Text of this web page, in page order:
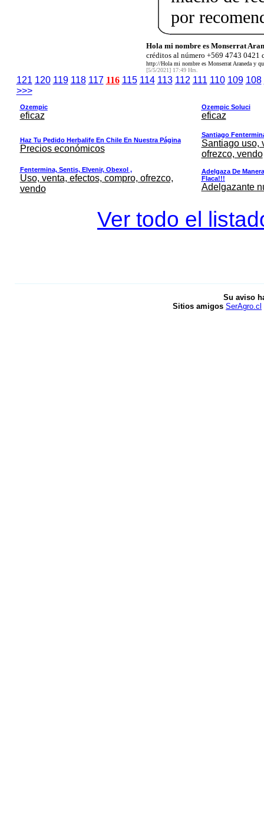
por
Hola mi nombre es Monserrat
créditos al número +569 4743 0421
http://Hola mi nombre es Monserrat Araneda y
[5/5/2021] 17:49 Hrs.
121 120 119 118 117 116 115 114 113 112 111 110 109 108
>>>
Ozempic
eficaz
Ozempic Soluci
eficaz
Haz Tu Pedido Herbalife En Chile En Nuestra Página
Precios económicos
Santiago
Santiago uso,
ofrezco, vendo
Fentermina, Sentis, Elvenir, Obexol ,
Uso, venta, efectos, compro, ofrezco,
vendo
Adelgaza De
Flaca!!!
Adelgazante
Ver todo el
Su aviso
Sitios amigos SerAgro.cl